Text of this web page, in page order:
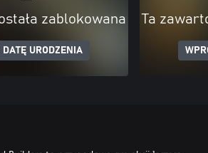
zablokowana
DATĘ URODZENIA
Ta